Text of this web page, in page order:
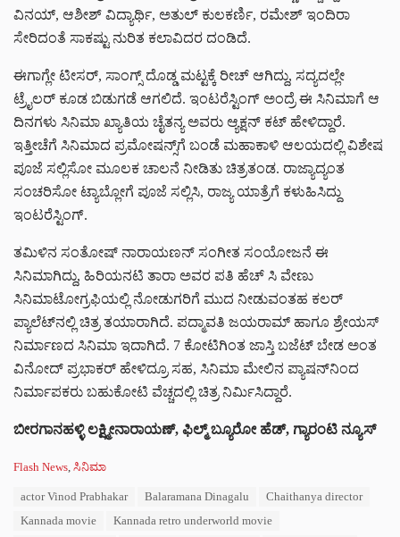
ವಿನಯ್, ಆಶೀಶ್ ವಿದ್ಯಾರ್ಥಿ, ಅತುಲ್ ಕುಲಕರ್ಣಿ, ರಮೇಶ್ ಇಂದಿರಾ
ಸೇರಿದಂತೆ ಸಾಕಷ್ಟು ನುರಿತ ಕಲಾವಿದರ ದಂಡಿದೆ.
ಈಗಾಗ್ಲೇ ಟೀಸರ್, ಸಾಂಗ್ಸ್ ದೊಡ್ಡ ಮಟ್ಟಕ್ಕೆ ರೀಚ್ ಆಗಿದ್ದು, ಸದ್ಯದಲ್ಲೇ
ಟ್ರೈಲರ್ ಕೂಡ ಬಿಡುಗಡೆ ಆಗಲಿದೆ. ಇಂಟರೆಸ್ಟಿಂಗ್ ಅಂದ್ರೆ ಈ ಸಿನಿಮಾಗೆ ಆ
ದಿನಗಳು ಸಿನಿಮಾ ಖ್ಯಾತಿಯ ಚೈತನ್ಯ ಅವರು ಆ್ಯಕ್ಷನ್ ಕಟ್ ಹೇಳಿದ್ದಾರೆ.
ಇತ್ತೀಚೆಗೆ ಸಿನಿಮಾದ ಪ್ರಮೋಷನ್ಸ್‌ಗೆ ಬಂಡೆ ಮಹಾಕಾಳಿ ಆಲಯದಲ್ಲಿ ವಿಶೇಷ
ಪೂಜೆ ಸಲ್ಲಿಸೋ ಮೂಲಕ ಚಾಲನೆ ನೀಡಿತು ಚಿತ್ರತಂಡ. ರಾಜ್ಯಾದ್ಯಂತ
ಸಂಚರಿಸೋ ಟ್ಯಾಬ್ಲೋಗೆ ಪೂಜೆ ಸಲ್ಲಿಸಿ, ರಾಜ್ಯ ಯಾತ್ರೆಗೆ ಕಳುಹಿಸಿದ್ದು
ಇಂಟರೆಸ್ಟಿಂಗ್.
ತಮಿಳಿನ ಸಂತೋಷ್ ನಾರಾಯಣನ್ ಸಂಗೀತ ಸಂಯೋಜನೆ ಈ
ಸಿನಿಮಾಗಿದ್ದು, ಹಿರಿಯನಟಿ ತಾರಾ ಅವರ ಪತಿ ಹೆಚ್ ಸಿ ವೇಣು
ಸಿನಿಮಾಟೋಗ್ರಫಿಯಲ್ಲಿ ನೋಡುಗರಿಗೆ ಮುದ ನೀಡುವಂತಹ ಕಲರ್
ಪ್ಯಾಲೆಟ್‌‌ನಲ್ಲಿ ಚಿತ್ರ ತಯಾರಾಗಿದೆ. ಪದ್ಮಾವತಿ ಜಯರಾಮ್ ಹಾಗೂ ಶ್ರೇಯಸ್
ನಿರ್ಮಾಣದ ಸಿನಿಮಾ ಇದಾಗಿದೆ. 7 ಕೋಟಿಗಿಂತ ಜಾಸ್ತಿ ಬಜೆಟ್ ಬೇಡ ಅಂತ
ವಿನೋದ್ ಪ್ರಭಾಕರ್ ಹೇಳಿದ್ರೂ ಸಹ, ಸಿನಿಮಾ ಮೇಲಿನ ಪ್ಯಾಷನ್‌‌ನಿಂದ
ನಿರ್ಮಾಪಕರು ಬಹುಕೋಟಿ ವೆಚ್ಚದಲ್ಲಿ ಚಿತ್ರ ನಿರ್ಮಿಸಿದ್ದಾರೆ.
ಬೀರಗಾನಹಳ್ಳಿ ಲಕ್ಷ್ಮೀನಾರಾಯಣ್, ಫಿಲ್ಮ್ ಬ್ಯೂರೋ ಹೆಡ್, ಗ್ಯಾರಂಟಿ ನ್ಯೂಸ್
C
Flash News ಸಿನಿಮಾ
actor Vinod Prabhakar Balaramana Dinagalu
Chaithanya director
Kannada movie
Kannada retro underworld movie